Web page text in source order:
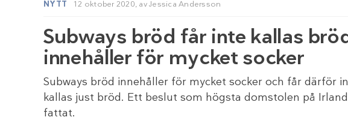
NYTT 12 oktober 2020, avJessica Andersson
Subways bröd får inte kallas
innehåller för mycket socker
Subways bröd innehåller för mycket socker och får därför
kallas just bröd. Ett beslut som högsta domstolen på
fattat.